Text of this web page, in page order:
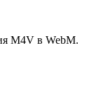
M4V в WebM.